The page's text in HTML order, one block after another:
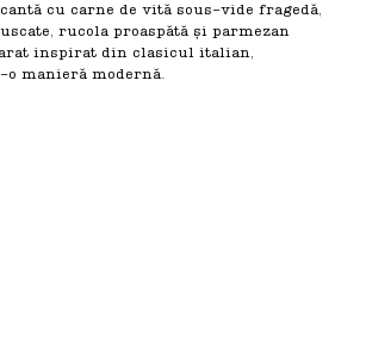
cu carne de vită sous-vide fragedă,
rucola proaspătă și parmezan
inspirat din clasicul italian,
manieră modernă.